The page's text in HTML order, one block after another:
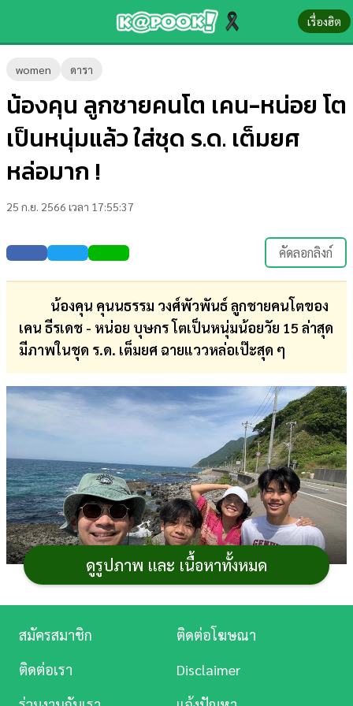
เรื่องฮิต
women ดารา
น้องคุน ลูกชายคนโต เคน-หน่อย โต
เป็นหนุ่มแล้ว ใส่ชุด ร.ด. เต็มยศ
หล่อมาก !
25 ก.ย. 2566 เวลา 17:55:37
คัดลอกลิงก์
น้องคุน คุนนธรรม วงศ์พัวพันธ์ ลูกชายคนโตของ
เคน ธีรเดช - หน่อย บุษกร โตเป็นหนุ่มน้อยวัย 15 ล่าสุด
มีภาพในชุด ร.ด. เต็มยศ ฉายแววหล่อเป๊ะสุด ๆ
เวลาผ่านไปไวจริง ๆ เผลอแป๊บเดียว
ดูรูปภาพ และ เนื้อหาทั้งหมด
ข่าว-
ความ
รู้
บันเทิง
ตรวจ
หวย
บอล
สด
เงิน
การ
ศึกษา
บันเทิง
ดู
หนัง
สมัครสมาชิก
ติดต่อโฆษณา
ติดต่อเรา
Disclaimer